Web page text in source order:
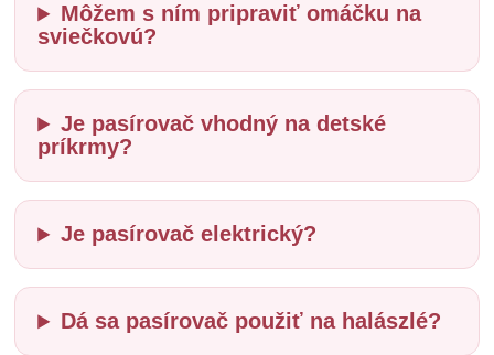
Môžem s ním pripraviť omáčku na
sviečkovú?
Je pasírovač vhodný na detské
príkrmy?
Je pasírovač elektrický?
Dá sa pasírovač použiť na halászlé?